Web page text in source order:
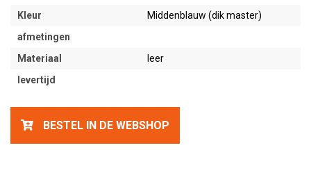
Kleur
Middenblauw (dik master)
afmetingen
Materiaal
leer
levertijd
BESTEL IN DE WEBSHOP